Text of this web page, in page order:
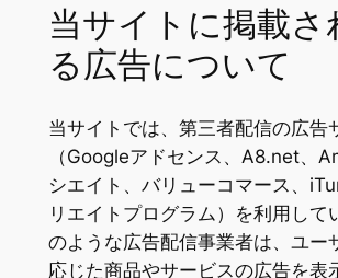
当サイトに掲載さ
る広告について
当サイトでは、第三者配信の広告
（Googleアドセンス、A8.net、
シエイト、バリューコマース、
リエイトプログラム）を利用して
のような広告配信事業者は、ユー
応じた商品やサービスの広告を表